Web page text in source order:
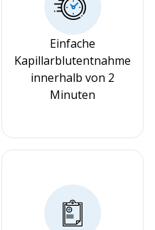
Einfache
Kapillarblutentnahme
innerhalb von 2
Minuten